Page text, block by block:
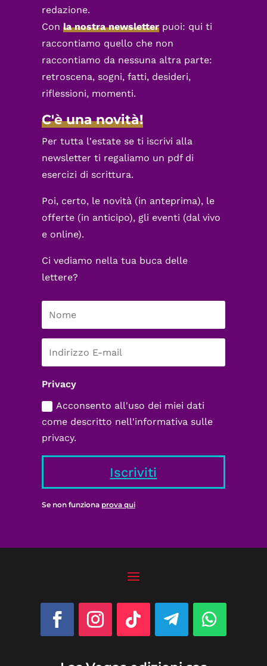
redazione.
Con la nostra newsletterpuoi: qui ti
raccontiamo quello che non
raccontiamo da nessuna altra parte:
retroscena, sogni, fatti, desideri,
riflessioni, momenti.
C'è una novità!
Per tutta l'estate se ti iscrivi alla
newsletter ti regaliamo un pdf di
esercizi di scrittura.
Poi, certo, le novità (in anteprima), le
offerte (in anticipo), gli eventi (dal vivo
e online).
Ci vediamo nella tua buca delle
lettere?
Privacy
Acconsento all'uso dei miei dati
come descritto nell'informativa sulle
privacy.
Iscriviti
Se non funziona prova qui